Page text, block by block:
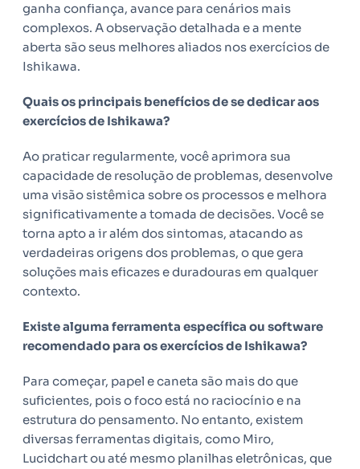
ganha confiança, avance para cenários mais
complexos. A observação detalhada e a mente
aberta são seus melhores aliados nos exercícios de
Ishikawa.
Quais os principais benefícios de se dedicar aos
exercícios de Ishikawa?
Ao praticar regularmente, você aprimora sua
capacidade de resolução de problemas, desenvolve
uma visão sistêmica sobre os processos e melhora
significativamente a tomada de decisões. Você se
torna apto a ir além dos sintomas, atacando as
verdadeiras origens dos problemas, o que gera
soluções mais eficazes e duradouras em qualquer
contexto.
Existe alguma ferramenta específica ou software
recomendado para os exercícios de Ishikawa?
Para começar, papel e caneta são mais do que
suficientes, pois o foco está no raciocínio e na
estrutura do pensamento. No entanto, existem
diversas ferramentas digitais, como Miro,
Lucidchart ou até mesmo planilhas eletrônicas, que